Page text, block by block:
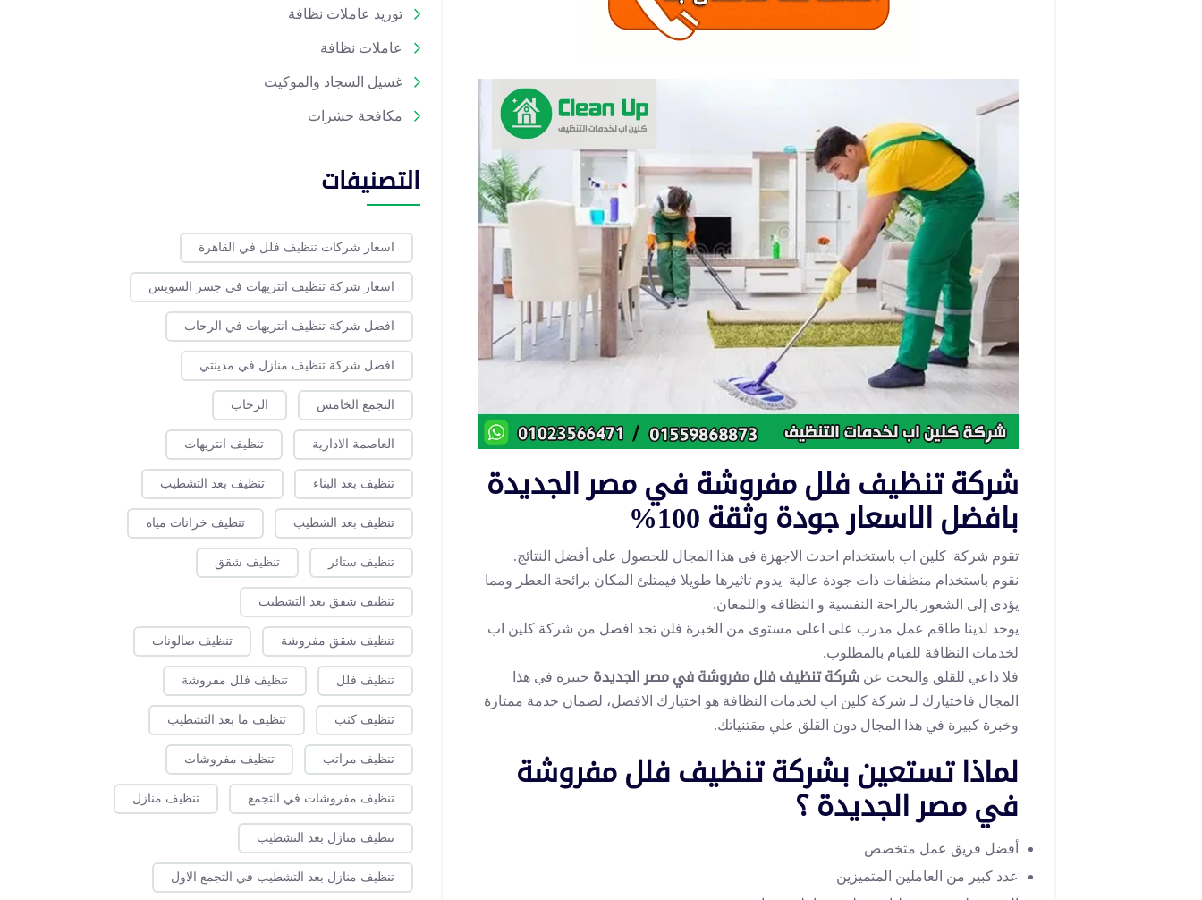
شركة تنظيف فلل مفروشة في مصر الجديدة
بافضل الاسعار جودة وثقة 100%
تقوم شركة كلين اب باستخدام احدث الاجهزة فى هذا المجال للحصول على أفضل النتائج.
نقوم باستخدام منظفات ذات جودة عالية يدوم تاثيرها طويلا فيمتلئ المكان برائحة العطر ومما
يؤدى إلى الشعور بالراحة النفسية و النظافه واللمعان.
يوجد لدينا طاقم عمل مدرب على اعلى مستوى من الخبرة فلن تجد افضل من شركة كلين اب
لخدمات النظافة للقيام بالمطلوب.
فلا داعي للقلق والبحث عن شركة تنظيف فلل مفروشة في مصر الجديدة خبيرة في هذا
المجال فاختيارك لـ شركة كلين اب لخدمات النظافة هو اختيارك الافضل، لضمان خدمة ممتازة
وخبرة كبيرة في هذا المجال دون القلق علي مقتنياتك.
لماذا تستعين بشركة تنظيف فلل مفروشة
في مصر الجديدة ؟
أفضل فريق عمل متخصص
عدد كبير من العاملين المتميزين
توريد عاملات نظافة
عاملات نظافة
غسيل السجاد والموكيت
مكافحة حشرات
التصنيفات
اسعار شركات تنظيف فلل في القاهرة
اسعار شركة تنظيف انتريهات في جسر السويس
افضل شركة تنظيف انتريهات في الرحاب
افضل شركة تنظيف منازل في مدينتي
التجمع الخامس الرحاب
العاصمة الادارية تنظيف انتريهات
تنظيف بعد البناء تنظيف بعد التشطيب
تنظيف بعد الشطيب تنظيف خزانات مياه
تنظيف ستائر تنظيف شقق
تنظيف شقق بعد التشطيب
تنظيف شقق مفروشة تنظيف صالونات
تنظيف فلل تنظيف فلل مفروشة
تنظيف كنب تنظيف ما بعد التشطيب
تنظيف مراتب تنظيف مفروشات
تنظيف مفروشات في التجمع تنظيف منازل
تنظيف منازل بعد التشطيب
تنظيف منازل بعد التشطيب في التجمع الاول